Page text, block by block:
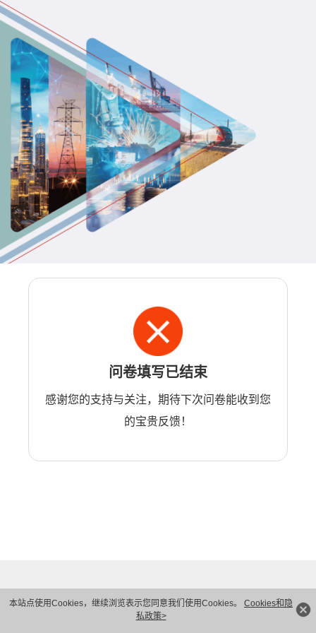
本站点使用Cookies，继续浏览表示您同意我们使用Cookies。 Cookies和隐
私政策>
问卷填写已结束
感谢您的支持与关注，期待下次问卷能收到您
的宝贵反馈！